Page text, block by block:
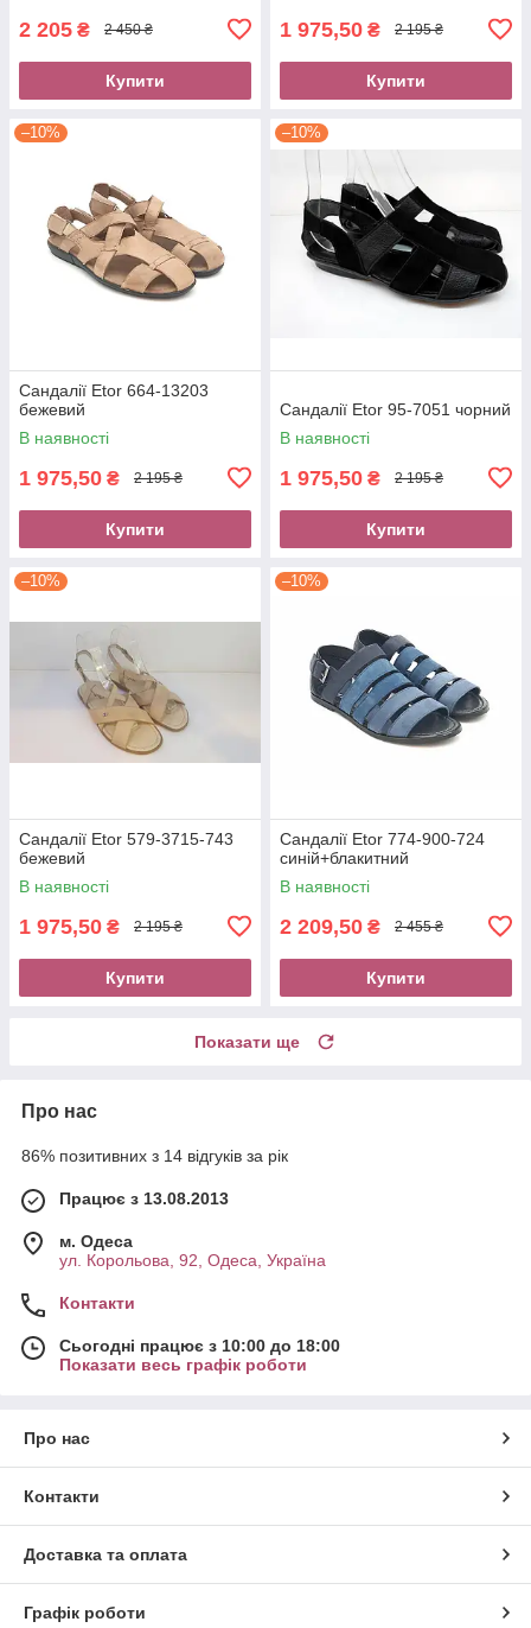
2 205 ₴ 2 450 ₴
Купити
1 975,50 ₴ 2 195 ₴
Купити
–10%
Сандалії Etor 664-13203
бежевий
В наявності
1 975,50 ₴ 2 195 ₴
Купити
–10%
Сандалії Etor 95-7051 чорний
В наявності
1 975,50 ₴ 2 195 ₴
Купити
–10%
Сандалії Etor 579-3715-743
бежевий
В наявності
1 975,50 ₴ 2 195 ₴
Купити
–10%
Сандалії Etor 774-900-724
синій+блакитний
В наявності
2 209,50 ₴ 2 455 ₴
Купити
Показати ще
Про нас
86% позитивних з 14 відгуків за рік
Працює з 13.08.2013
м. Одеса
ул. Корольова, 92, Одеса, Україна
Контакти
Сьогодні працює з 10:00 до 18:00
Показати весь графік роботи
Про нас
Контакти
Доставка та оплата
Графік роботи